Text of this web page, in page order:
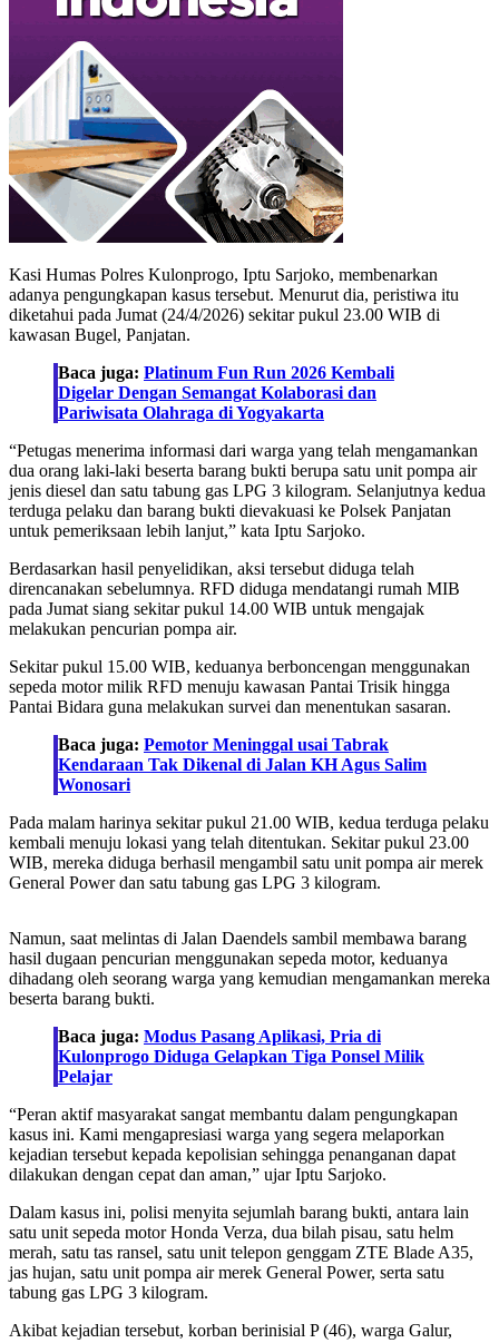
Kasi Humas Polres Kulonprogo, Iptu Sarjoko, membenarkan
adanya pengungkapan kasus tersebut. Menurut dia, peristiwa itu
diketahui pada Jumat (24/4/2026) sekitar pukul 23.00 WIB di
kawasan Bugel, Panjatan.
Baca juga: Platinum Fun Run 2026 Kembali
Digelar Dengan Semangat Kolaborasi dan
Pariwisata Olahraga di Yogyakarta
“Petugas menerima informasi dari warga yang telah mengamankan
dua orang laki-laki beserta barang bukti berupa satu unit pompa air
jenis diesel dan satu tabung gas LPG 3 kilogram. Selanjutnya kedua
terduga pelaku dan barang bukti dievakuasi ke Polsek Panjatan
untuk pemeriksaan lebih lanjut,” kata Iptu Sarjoko.
Berdasarkan hasil penyelidikan, aksi tersebut diduga telah
direncanakan sebelumnya. RFD diduga mendatangi rumah MIB
pada Jumat siang sekitar pukul 14.00 WIB untuk mengajak
melakukan pencurian pompa air.
Sekitar pukul 15.00 WIB, keduanya berboncengan menggunakan
sepeda motor milik RFD menuju kawasan Pantai Trisik hingga
Pantai Bidara guna melakukan survei dan menentukan sasaran.
Baca juga: Pemotor Meninggal usai Tabrak
Kendaraan Tak Dikenal di Jalan KH Agus Salim
Wonosari
Pada malam harinya sekitar pukul 21.00 WIB, kedua terduga pelaku
kembali menuju lokasi yang telah ditentukan. Sekitar pukul 23.00
WIB, mereka diduga berhasil mengambil satu unit pompa air merek
General Power dan satu tabung gas LPG 3 kilogram.
Namun, saat melintas di Jalan Daendels sambil membawa barang
hasil dugaan pencurian menggunakan sepeda motor, keduanya
dihadang oleh seorang warga yang kemudian mengamankan mereka
beserta barang bukti.
Baca juga: Modus Pasang Aplikasi, Pria di
Kulonprogo Diduga Gelapkan Tiga Ponsel Milik
Pelajar
“Peran aktif masyarakat sangat membantu dalam pengungkapan
kasus ini. Kami mengapresiasi warga yang segera melaporkan
kejadian tersebut kepada kepolisian sehingga penanganan dapat
dilakukan dengan cepat dan aman,” ujar Iptu Sarjoko.
Dalam kasus ini, polisi menyita sejumlah barang bukti, antara lain
satu unit sepeda motor Honda Verza, dua bilah pisau, satu helm
merah, satu tas ransel, satu unit telepon genggam ZTE Blade A35,
jas hujan, satu unit pompa air merek General Power, serta satu
tabung gas LPG 3 kilogram.
Akibat kejadian tersebut, korban berinisial P (46), warga Galur,